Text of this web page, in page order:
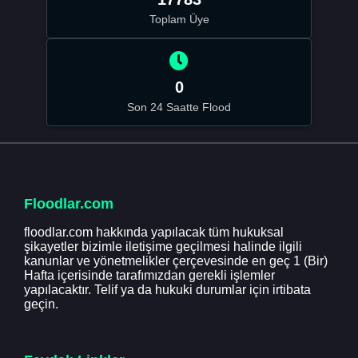
Toplam Üye
0
Son 24 Saatte Flood
Floodlar.com
floodlar.com hakkında yapılacak tüm hukuksal
şikayetler bizimle iletişime geçilmesi halinde ilgili
kanunlar ve yönetmelikler çerçevesinde en geç 1 (Bir)
Hafta içerisinde tarafımızdan gerekli işlemler
yapılacaktır. Telif ya da hukuki durumlar için irtibata
geçin.